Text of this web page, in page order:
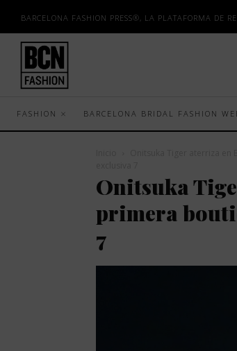
BARCELONA FASHION PRESS®, LA PLATAFORMA DE
FASHION BARCELONA BRIDAL FASHION
Onitsuka
primera
7